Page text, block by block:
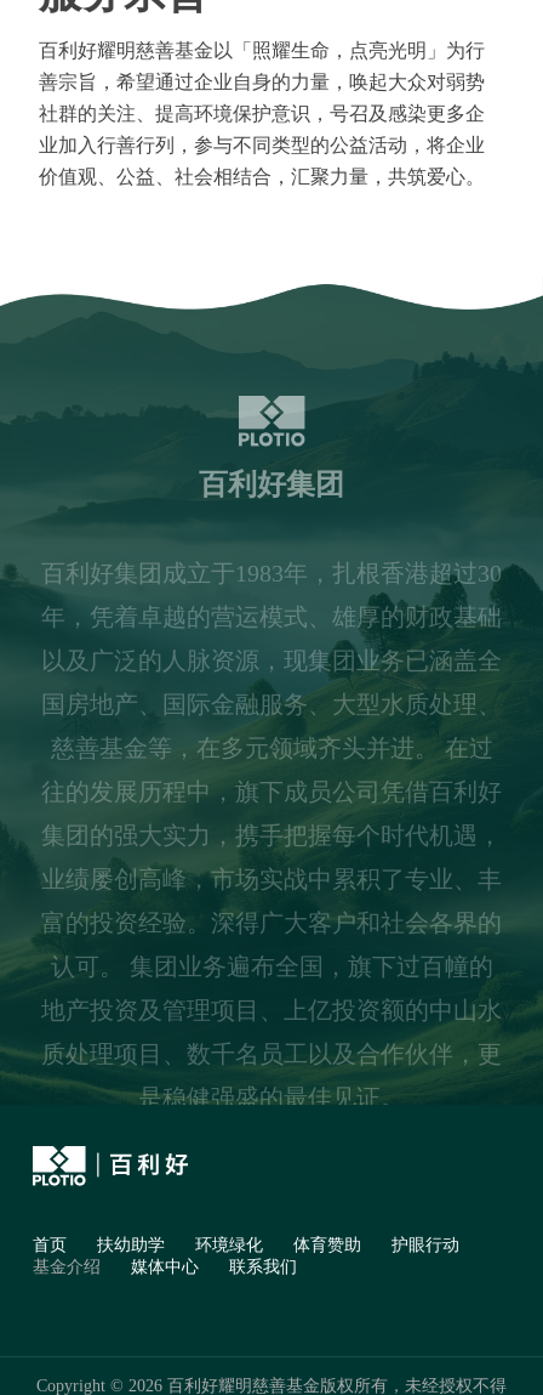
百利好耀明慈善基金以「照耀生命，点亮光明」为行
善宗旨，希望通过企业自身的力量，唤起大众对弱势
社群的关注、提高环境保护意识，号召及感染更多企
业加入行善行列，参与不同类型的公益活动，将企业
价值观、公益、社会相结合，汇聚力量，共筑爱心。
百利好集团
百利好集团成立于1983年，扎根香港超过30
年，凭着卓越的营运模式、雄厚的财政基础
以及广泛的人脉资源，现集团业务已涵盖全
国房地产、国际金融服务、大型水质处理、
慈善基金等，在多元领域齐头并进。 在过
往的发展历程中，旗下成员公司凭借百利好
集团的强大实力，携手把握每个时代机遇，
业绩屡创高峰，市场实战中累积了专业、丰
富的投资经验。深得广大客户和社会各界的
认可。 集团业务遍布全国，旗下过百幢的
地产投资及管理项目、上亿投资额的中山水
质处理项目、数千名员工以及合作伙伴，更
是稳健强盛的最佳见证。
首页 扶幼助学 环境绿化 体育赞助
护眼行动
基金介绍
媒体中心 联系我们
Copyright © 2026 百利好耀明慈善基金版权所有，未经授权不得